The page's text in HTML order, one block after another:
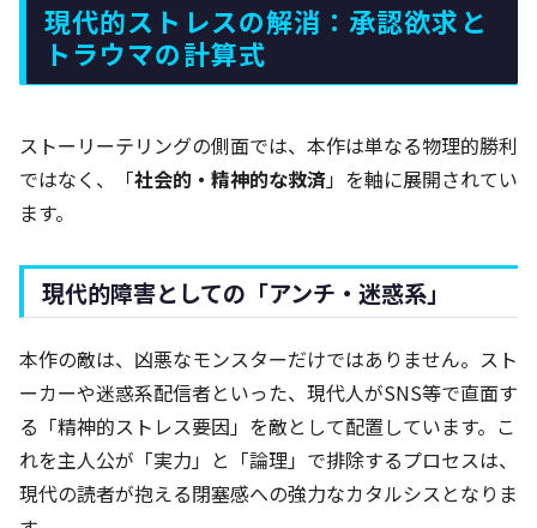
現代的ストレスの解消：承認欲求と
トラウマの計算式
ストーリーテリングの側面では、本作は単なる物理的勝利
ではなく、「社会的・精神的な救済」を軸に展開されてい
ます。
現代的障害としての「アンチ・迷惑系」
本作の敵は、凶悪なモンスターだけではありません。スト
ーカーや迷惑系配信者といった、現代人がSNS等で直面す
る「精神的ストレス要因」を敵として配置しています。こ
れを主人公が「実力」と「論理」で排除するプロセスは、
現代の読者が抱える閉塞感への強力なカタルシスとなりま